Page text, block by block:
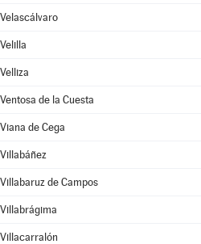
Velascálvaro
Velilla
Velliza
Ventosa de la Cuesta
Viana de Cega
Villabáñez
Villabaruz de Campos
Villabrágima
Villacarralón